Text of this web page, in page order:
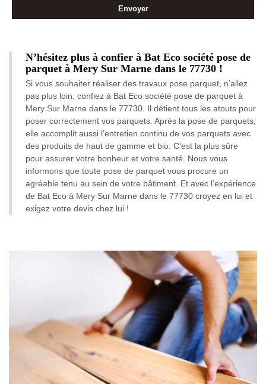
N’hésitez plus à confier à Bat Eco société pose de
parquet à Mery Sur Marne dans le 77730 !
Si vous souhaiter réaliser des travaux pose parquet, n’allez
pas plus loin, confiez à Bat Eco société pose de parquet à
Mery Sur Marne dans le 77730. Il détient tous les atouts pour
poser correctement vos parquets. Après la pose de parquets,
elle accomplit aussi l’entretien continu de vos parquets avec
des produits de haut de gamme et bio. C’est la plus sûre
pour assurer votre bonheur et votre santé. Nous vous
informons que toute pose de parquet vous procure un
agréable tenu au sein de votre bâtiment. Et avec l’expérience
de Bat Eco à Mery Sur Marne dans le 77730 croyez en lui et
exigez votre devis chez lui !